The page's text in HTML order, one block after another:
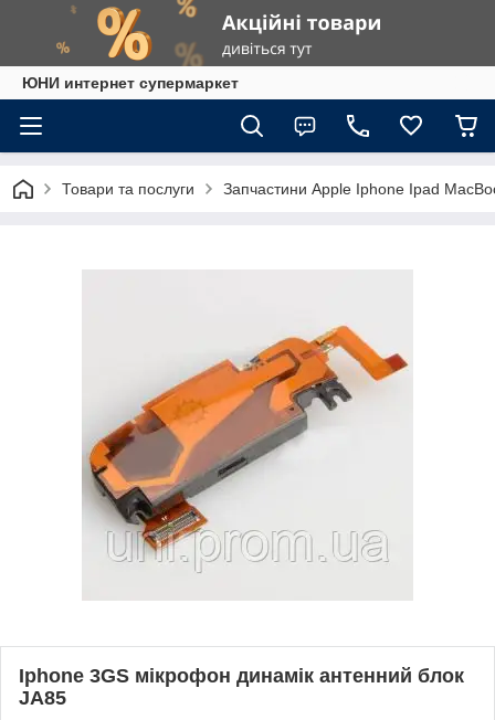
ЮНИ интернет супермаркет
Товари та послуги Запчастини Apple Iphone Ipad
Iphone 3GS мікрофон динамік антенний блок
JA85